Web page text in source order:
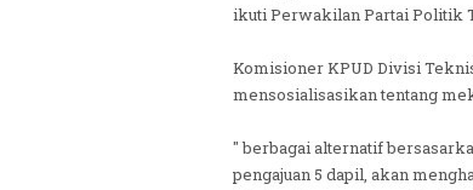
ikuti Perwakilan Partai Politik
Komisioner KPUD Divisi
mensosialisasikan tentang
" berbagai alternatif
pengajuan 5 dapil, akan